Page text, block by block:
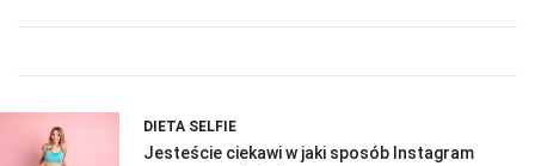
DIETA SELFIE
Jesteście ciekawi w jaki sposób Instagram